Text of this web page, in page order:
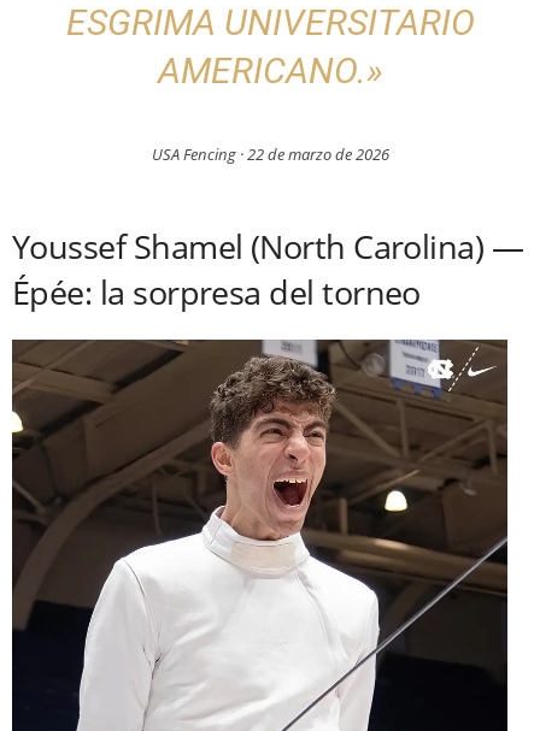
ESGRIMA UNIVERSITARIO
AMERICANO.»
USA Fencing· 22 de marzo de 2026
Youssef Shamel (North Carolina) —
Épée: la sorpresa del torneo